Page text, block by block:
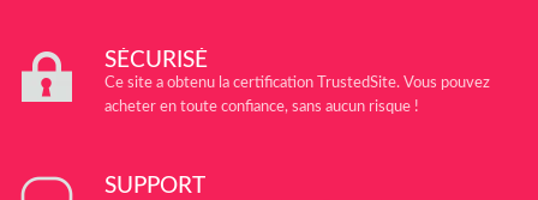
SÉCURISÉ
Ce site a obtenu la certification TrustedSite. Vous pouvez
acheter en toute confiance, sans aucun risque !
SUPPORT